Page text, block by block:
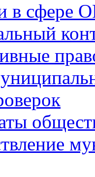
в сфере